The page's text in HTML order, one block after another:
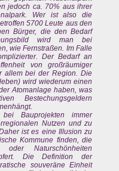
jedoch ca. 70% aus ihrer
Wer ist also die
5700 Leute aus den
Bürger, die den Bedarf
wird man bei
wie Fernstraßen. Im Falle
Der Bedarf an
von großräumiger
allem bei der Region. Die
wird wiederum einen
Atomanlage haben, was
Bestechungsgeldern
Bauprojekten immer
Nutzen und zu
ist es eine Illusion zu
Kommune finden, die
oder Naturschönheiten
Die Definition der
souveräne Einheit